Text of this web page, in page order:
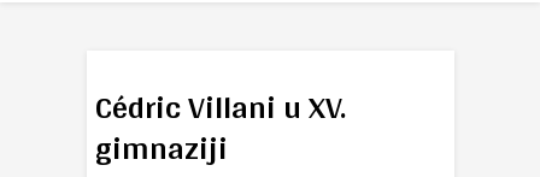
Cédric Villani u XV.
gimnaziji